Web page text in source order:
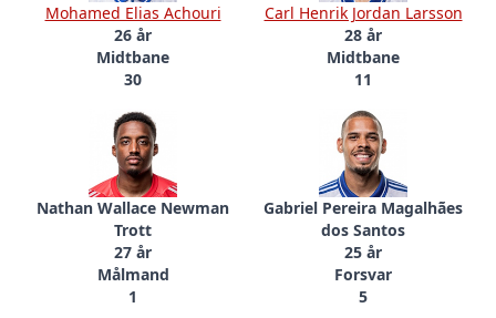
Mohamed Elias Achouri
26 år
Midtbane
30
Carl Henrik Jordan Larsson
28 år
Midtbane
11
Nathan Wallace Newman
Trott
27 år
Målmand
1
Gabriel Pereira Magalhães
dos Santos
25 år
Forsvar
5